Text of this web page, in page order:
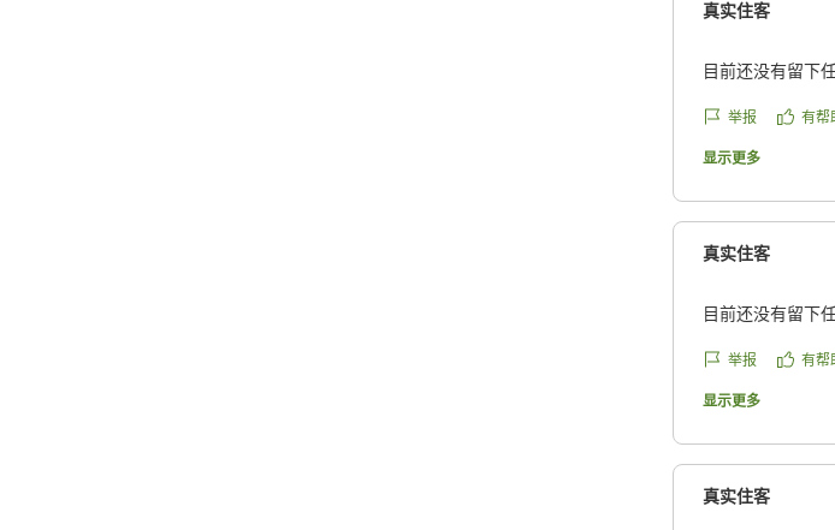
真实住客
目前还没有留下
举报 有帮
显示更多
真实住客
目前还没有留下
举报 有帮
显示更多
真实住客